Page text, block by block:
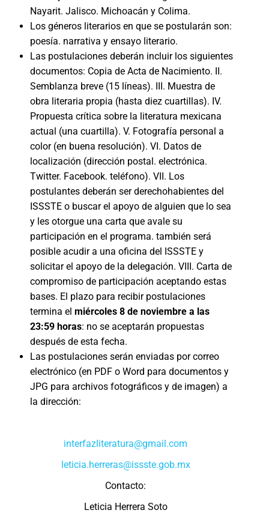
Nayarit. Jalisco. Michoacán y Colima.
Los géneros literarios en que se postularán son:
poesía. narrativa y ensayo literario.
Las postulaciones deberán incluir los siguientes
documentos: Copia de Acta de Nacimiento. II.
Semblanza breve (15 líneas). III. Muestra de
obra literaria propia (hasta diez cuartillas). IV.
Propuesta crítica sobre la literatura mexicana
actual (una cuartilla). V. Fotografía personal a
color (en buena resolución). VI. Datos de
localización (dirección postal. electrónica.
Twitter. Facebook. teléfono). VII. Los
postulantes deberán ser derechohabientes del
ISSSTE o buscar el apoyo de alguien que lo sea
y les otorgue una carta que avale su
participación en el programa. también será
posible acudir a una oficina del ISSSTE y
solicitar el apoyo de la delegación. VIII. Carta de
compromiso de participación aceptando estas
bases. El plazo para recibir postulaciones
termina el miércoles 8 de noviembre a las
23:59 horas: no se aceptarán propuestas
después de esta fecha.
Las postulaciones serán enviadas por correo
electrónico (en PDF o Word para documentos y
JPG para archivos fotográficos y de imagen) a
la dirección:
interfazliteratura@gmail.com
leticia.herreras@issste.gob.mx
Contacto:
Leticia Herrera Soto